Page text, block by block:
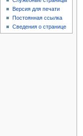
Версия для печати
Постоянная ссылка
Сведения о странице